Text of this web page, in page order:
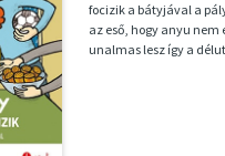
focizik a báty­jával a
az eső, hogy anyu nem
unalmas lesz így a